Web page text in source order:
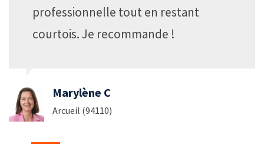
professionnelle tout en restant
courtois. Je recommande !
Marylène C
Arcueil (94110)